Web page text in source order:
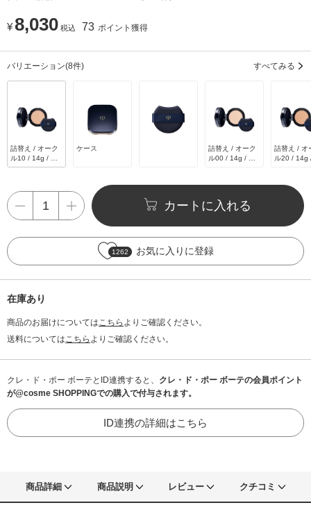
¥8,030 税込 73 ポイント獲得
バリエーション(8件) すべてみる
詰替え / オーク
ル10 / 14g / 天
然ローズオイル
ケース
詰替え / オーク
ル00 / 14g / 天
詰替え / オ
ル20 / 14g
香り
カートに入れる
1262 お気に入りに登録
在庫あり
商品のお届けについてはこちら よりご確認ください。
送料についてはこちら よりご確認ください。
クレ・ド・ポー ボーテとID連携すると、 クレ・ド・ポー ボーテの会員ポイント
が@cosme SHOPPINGでの購入で付与されます。
ID連携の詳細はこちら
商品詳細 商品説明 レビュー クチコミ